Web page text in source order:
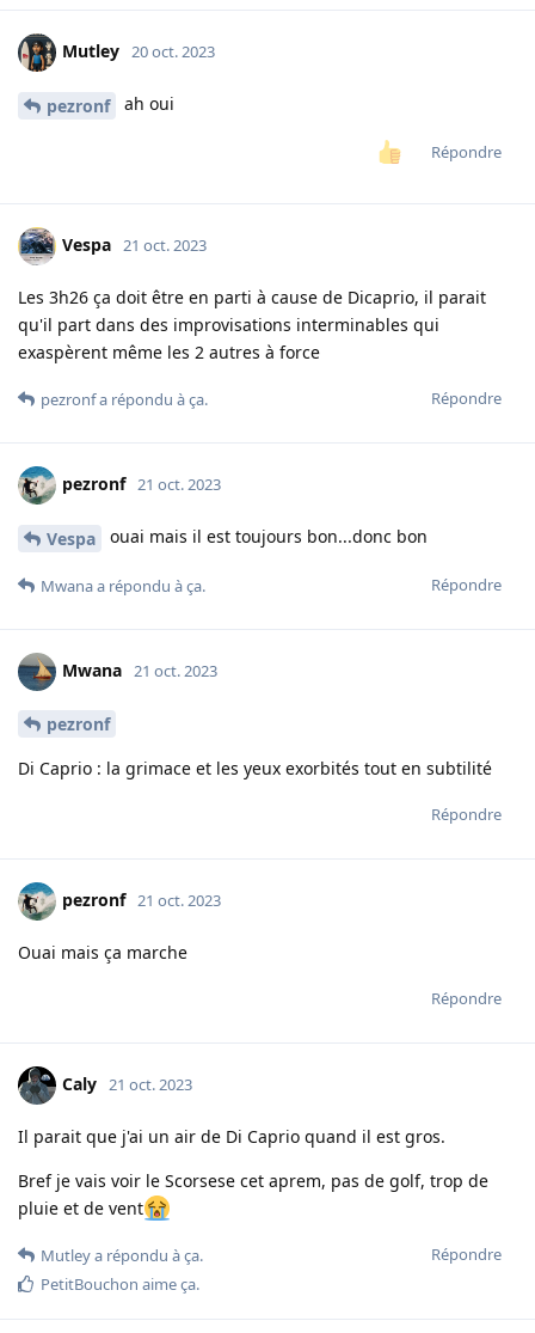
Mutley 20 oct. 2023
pezronf ah oui
Répondre
Vespa 21 oct. 2023
Les 3h26 ça doit être en parti à cause de Dicaprio, il parait
qu'il part dans des improvisations interminables qui
exaspèrent même les 2 autres à force
Répondre
pezronfa répondu à ça.
pezronf 21 oct. 2023
Vespa ouai mais il est toujours bon...donc bon
Répondre
Mwanaa répondu à ça.
Mwana 21 oct. 2023
pezronf
Di Caprio : la grimace et les yeux exorbités tout en subtilité
Répondre
pezronf 21 oct. 2023
Ouai mais ça marche
Répondre
Caly 21 oct. 2023
Il parait que j'ai un air de Di Caprio quand il est gros.
Bref je vais voir le Scorsese cet aprem, pas de golf, trop de
pluie et de vent
Répondre
Mutleya répondu à ça.
PetitBouchon aime ça.